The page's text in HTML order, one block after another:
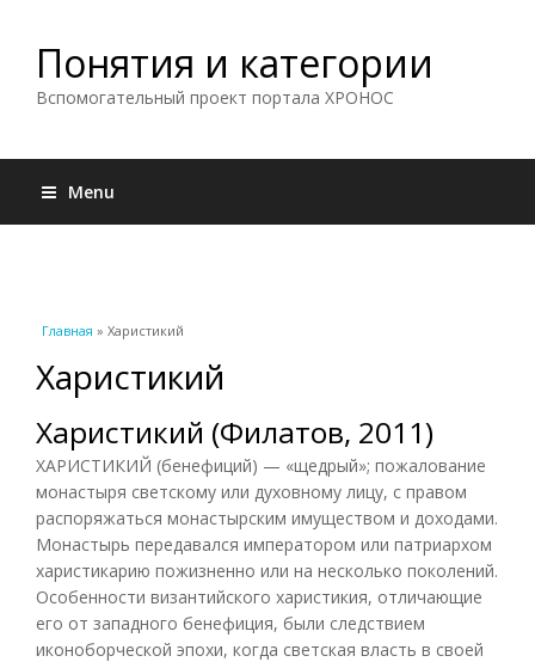
Понятия и категории
Вспомогательный проект портала ХРОНОС
Menu
Вы здесь
Главная » Харистикий
Харистикий
Харистикий (Филатов, 2011)
ХАРИСТИКИЙ (бенефиций) — «щедрый»; пожалование
монастыря светскому или духовному лицу, с правом
распоряжаться монастырским имуществом и доходами.
Монастырь передавался императором или патриархом
харистикарию пожизненно или на несколько поколений.
Особенности византийского харистикия, отличающие
его от западного бенефиция, были следствием
иконоборческой эпохи, когда светская власть в своей